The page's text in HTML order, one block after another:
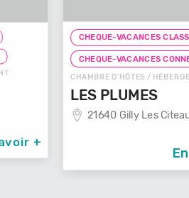
+
CHEQUE-VACANCES
CHEQUE-VACANCES
CHAMBRE D'HÔTES /
LES PLUMES
21640 Gilly Les